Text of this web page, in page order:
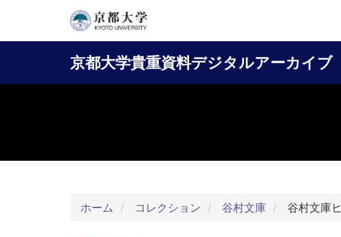
ン
移
京都大学貴重資料デジタルアーカイブ
Main
navigation
ホーム コレクション 谷村文庫 谷村文庫ヒ